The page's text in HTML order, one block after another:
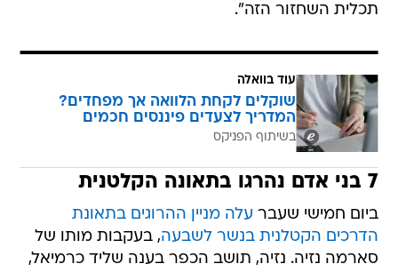
תכלית השחזור הזה".
עוד בוואלה
שוקלים לקחת הלוואה אך מפחדים?
המדריך לצעדים פיננסים חכמים
בשיתוף הפניקס
7 בני אדם נהרגו בתאונה הקלטנית
ביום חמישי שעבר עלה מניין ההרוגים בתאונת
הדרכים הקטלנית בנשר לשבעה, בעקבות מותו של
סארמה נזיה. נזיה, תושב הכפר בענה שליד כרמיאל,